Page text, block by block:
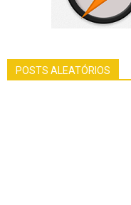
POSTS ALEATÓRIOS